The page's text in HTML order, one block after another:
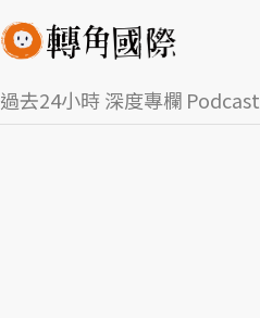
過去24小時深度專欄 Podcast